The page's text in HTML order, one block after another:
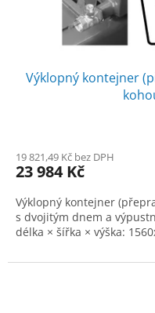
Výklopný kontejner
19 821,49 Kč bez DPH
23 984 Kč
Výklopný kontejner
s dvojitým dnem a
délka × šířka × výška: